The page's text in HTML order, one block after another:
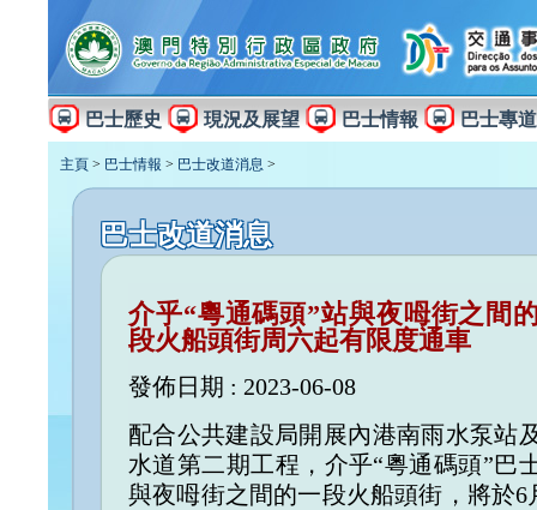
巴士歷史 現況及展望 巴士情報 巴士專道
主頁 > 巴士情報 > 巴士改道消息 >
巴士改道消息
介乎“粵通碼頭”站與夜呣街之間
段火船頭街周六起有限度通車
發佈日期 : 2023-06-08
配合公共建設局開展內港南雨水泵站
水道第二期工程，介乎“粵通碼頭”巴
與夜呣街之間的一段火船頭街，將於6